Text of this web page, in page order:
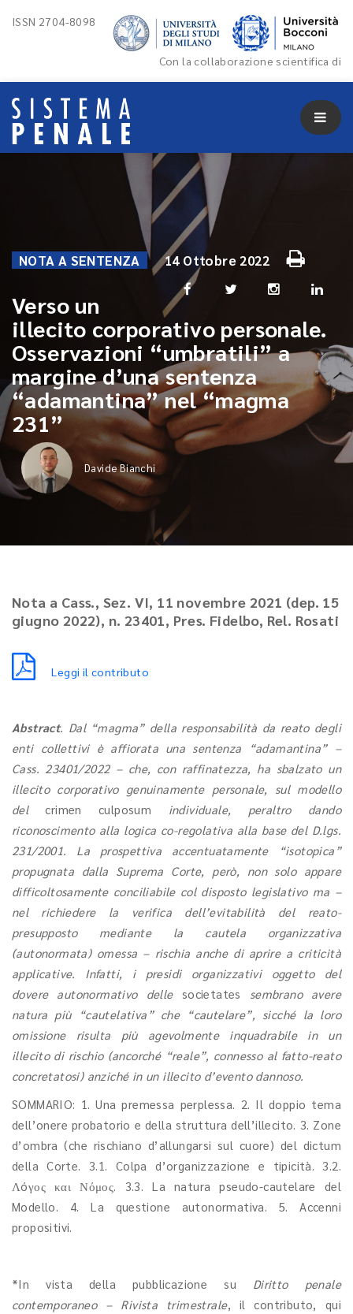
ISSN 2704-8098
Con la collaborazione scientifica di
NOTA A SENTENZA 14 Ottobre 2022
Verso un
illecito corporativo personale.
Osservazioni “umbratili” a
margine d’una sentenza
“adamantina” nel “magma
231”
Davide Bianchi
Nota a Cass., Sez. VI, 11 novembre 2021 (dep. 15
giugno 2022), n. 23401, Pres. Fidelbo, Rel. Rosati
Leggi il contributo
Abstract. Dal “magma” della responsabilità da reato degli
enti collettivi è affiorata una sentenza “adamantina” –
Cass. 23401/2022 – che, con raffinatezza, ha sbalzato un
illecito corporativo genuinamente personale, sul modello
delcrimen culposum individuale, peraltro dando
riconoscimento alla logica co-regolativa alla base del D.lgs.
231/2001. La prospettiva accentuatamente “isotopica”
propugnata dalla Suprema Corte, però, non solo appare
difficoltosamente conciliabile col disposto legislativo ma –
nel richiedere la verifica dell’evitabilità del reato-
presupposto mediante la cautela organizzativa
(autonormata) omessa – rischia anche di aprire a criticità
applicative. Infatti, i presidi organizzativi oggetto del
dovere autonormativo delle societates sembrano avere
natura più “cautelativa” che “cautelare”, sicché la loro
omissione risulta più agevolmente inquadrabile in un
illecito di rischio (ancorché “reale”, connesso al fatto-reato
concretatosi) anziché in un illecito d’evento dannoso.
SOMMARIO: 1. Una premessa perplessa. 2. Il doppio tema
dell’onere probatorio e della struttura dell’illecito. 3. Zone
d’ombra (che rischiano d’allungarsi sul cuore) del dictum
della Corte. 3.1. Colpa d’organizzazione e tipicità. 3.2.
Λóγος και Νόμος. 3.3. La natura pseudo-cautelare del
Modello. 4. La questione autonormativa. 5. Accenni
propositivi.
*In vista della pubblicazione su Diritto penale
contemporaneo – Rivista trimestrale, il contributo, qui